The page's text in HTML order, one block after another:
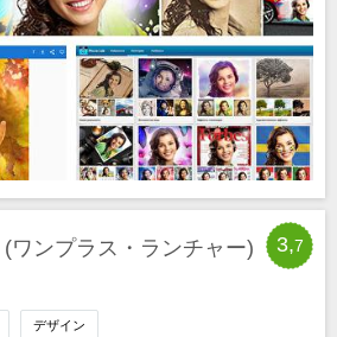
3,7
(ワンプラス・ランチャー)
デザイン